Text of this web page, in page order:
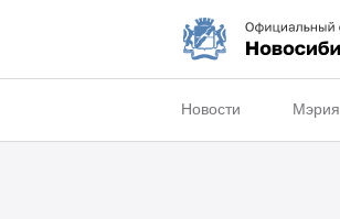
Новости Мэрия